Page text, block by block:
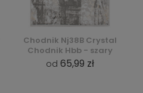
Chodnik Nj38B Crystal
Chodnik Hbb - szary
od 65,99 zł